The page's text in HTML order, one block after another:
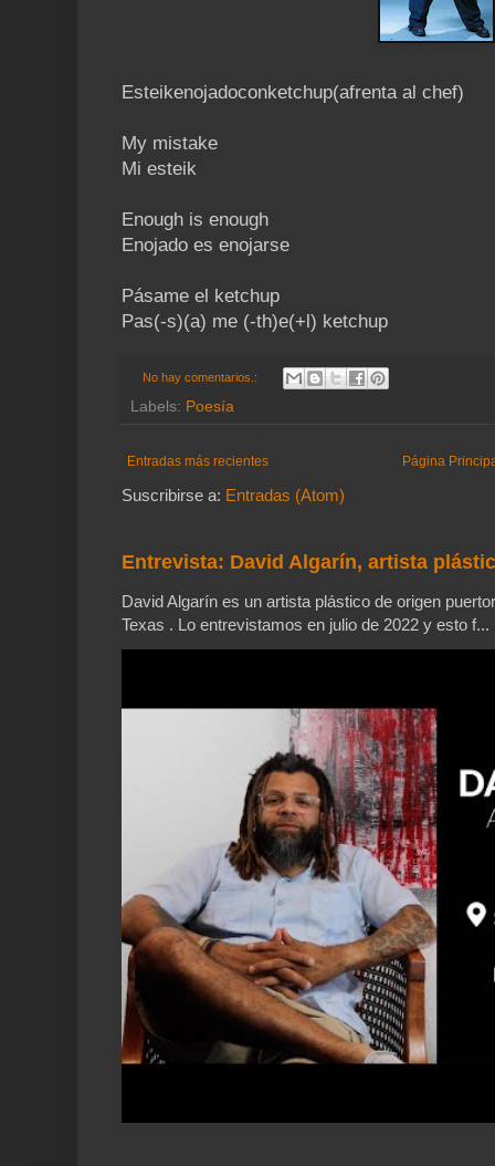
Esteikenojadoconketchup(afrenta al chef)
My mistake
Mi esteik
Enough is enough
Enojado es enojarse
Pásame el ketchup
Pas(-s)(a) me (-th)e(+l) ketchup
No hay comentarios.:
Labels: Poesía
Entradas más recientes Página
Suscribirse a: Entradas (Atom)
Entrevista: David Algarín, artista
David Algarín es un artista plástico de origen
Texas . Lo entrevistamos en julio de 2022 y esto f...